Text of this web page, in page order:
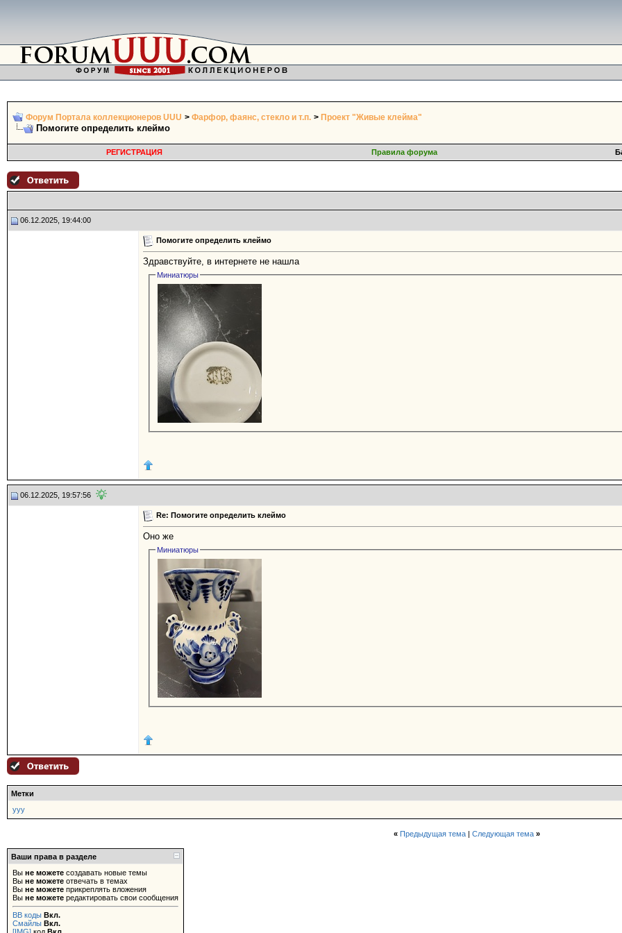
Форум Портала коллекционеров UUU > Фарфор, фаянс, стекло и т.п. > Проект "Живые клейма"
Помогите определить клеймо
РЕГИСТРАЦИЯ Правила форума
06.12.2025, 19:44:00
Помогите определить клеймо
Здравствуйте, в интернете не нашла
Миниатюры
06.12.2025, 19:57:56
Re: Помогите определить клеймо
Оно же
Миниатюры
Метки
ууу
« Предыдущая тема| Следующая тема »
Ваши права в разделе
Вы не можете создавать новые темы
Вы не можете отвечать в темах
Вы не можете прикреплять вложения
Вы не можете редактировать свои сообщения
BB коды Вкл.
Смайлы Вкл.